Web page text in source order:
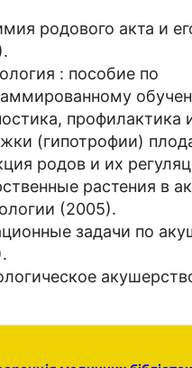
родового акта и
: пособие по
профилактика
(гипотрофии)
родов и их
растения в
(2005).
задачи по